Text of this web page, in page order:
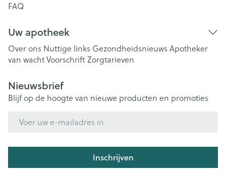
FAQ
Uw apotheek
Over ons Nuttige links Gezondheidsnieuws Apotheker
van wachtVoorschriftZorgtarieven
Nieuwsbrief
Blijf op de hoogte van nieuwe producten en promoties
Inschrijven